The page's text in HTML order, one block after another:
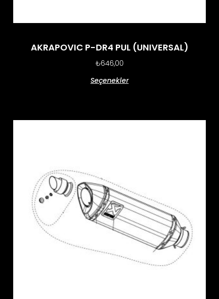
AKRAPOVIC P-DR4 PUL (UNIVERSAL)
₺646,00
Seçenekler